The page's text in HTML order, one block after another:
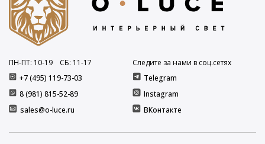
+7 (495) 119-73-03
8 (981) 815-52-89
ПН-ПТ: 10-19 СБ: 11-17
sales@o-luce.ru
Следите за нами в соц.сетях
Telegram
Instagram
ВКонтакте